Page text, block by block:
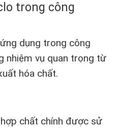
trong công
dụng trong công
nhiệm vụ quan trọng từ
hóa chất.
chất chính được sử